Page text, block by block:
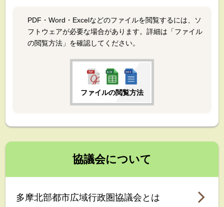
PDF・Word・Excelなどのファイルを閲覧するには、ソ
フトウェアが必要な場合があります。詳細は「ファイル
の閲覧方法」を確認してください。
ファイルの閲覧方法
協議会について
多摩北部都市広域行政圏協議会とは